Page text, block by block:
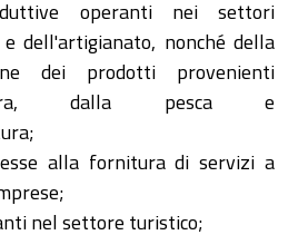
operanti nei settori
dell'artigianato, nonché della
dei prodotti provenienti
dalla pesca e
alla fornitura di servizi a
nel settore turistico;